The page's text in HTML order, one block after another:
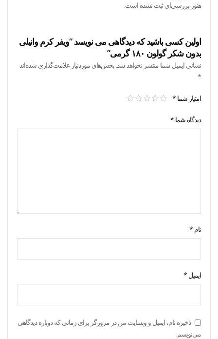
هنوز بررسی‌ای ثبت نشده است.
اولین کسی باشید که دیدگاهی می نویسد “ویفر کرم وانیلی
بدون شکر گولون ۱۸۰ گرمی”
نشانی ایمیل شما منتشر نخواهد شد. بخش‌های موردنیاز علامت‌گذاری شده‌اند
*
امتیاز شما *
دیدگاه شما *
نام *
ایمیل *
ذخیره نام، ایمیل و وبسایت من در مرورگر برای زمانی که دوباره دیدگاهی
می‌نویسم.